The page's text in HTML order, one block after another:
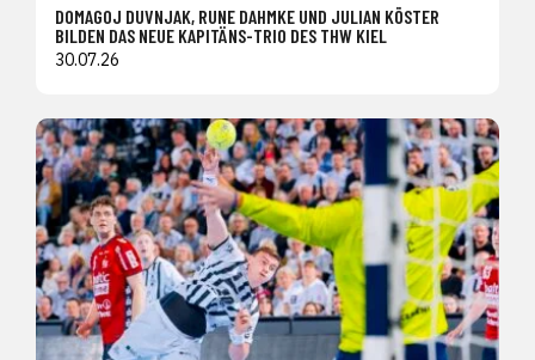
DOMAGOJ DUVNJAK, RUNE DAHMKE UND JULIAN KÖSTER
BILDEN DAS NEUE KAPITÄNS-TRIO DES THW KIEL
30.07.26